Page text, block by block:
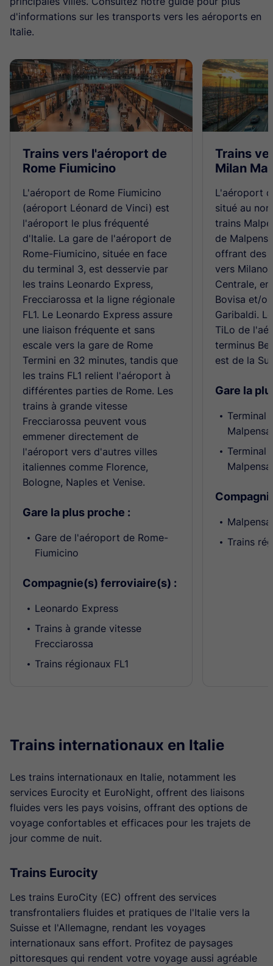
d'informations sur les transports vers les aéroports en
Italie.
Trains vers l'aéroport de
Rome Fiumicino
L'aéroport de Rome Fiumicino
(aéroport Léonard de Vinci) est
l'aéroport le plus fréquenté
d'Italie. La gare de l'aéroport de
Rome-Fiumicino, située en face
du terminal 3, est desservie par
les trains Leonardo Express,
Frecciarossa et la ligne régionale
FL1. Le Leonardo Express assure
une liaison fréquente et sans
escale vers la gare de Rome
Termini en 32 minutes, tandis que
les trains FL1 relient l'aéroport à
différentes parties de Rome. Les
trains à grande vitesse
Frecciarossa peuvent vous
emmener directement de
l'aéroport vers d'autres villes
italiennes comme Florence,
Bologne, Naples et Venise.
Gare la plus proche :
Gare de l'aéroport de Rome-
Fiumicino
Compagnie(s) ferroviaire(s) :
Leonardo Express
Trains à grande vitesse
Frecciarossa
Trains régionaux FL1
Trains
Milan
L'aéroport
situé au
trains
de
offrant des
vers Milano
Centrale,
Bovisa et/
Garibaldi.
TiLo de
terminus
est de la
Gare la
Terminal
Malpensa
Terminal
Malpensa
Trains
Trains internationaux en Italie
Les trains internationaux en Italie, notamment les
services Eurocity et EuroNight, offrent des liaisons
fluides vers les pays voisins, offrant des options de
voyage confortables et efficaces pour les trajets de
jour comme de nuit.
Trains Eurocity
Les trains EuroCity (EC) offrent des services
transfrontaliers fluides et pratiques de l'Italie vers la
Suisse et l'Allemagne, rendant les voyages
internationaux sans effort. Profitez de paysages
pittoresques qui rendent votre voyage aussi agréable